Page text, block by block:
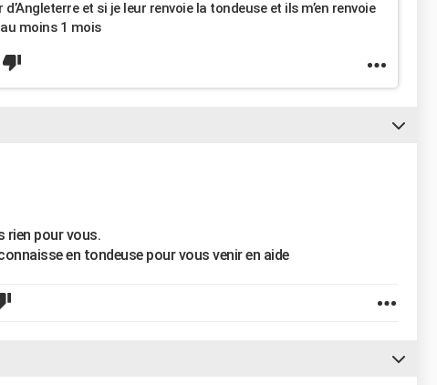
et si je leur renvoie la tondeuse et ils m’en renvoie
moins 1 mois
rien pour vous.
en tondeuse pour vous venir en aide